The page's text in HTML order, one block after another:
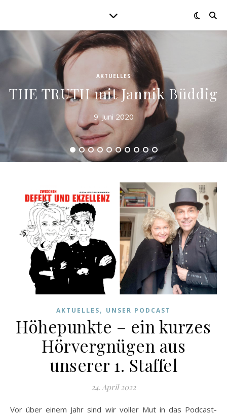
AKTUELLES
THE TRUTH mit Jannik Büddig
9. Juni 2020
AKTUELLES, UNSER PODCAST
Höhepunkte – ein kurzes
Hörvergnügen aus
unserer 1. Staffel
24. April 2022
Vor über einem Jahr sind wir voller Mut in das Podcast-